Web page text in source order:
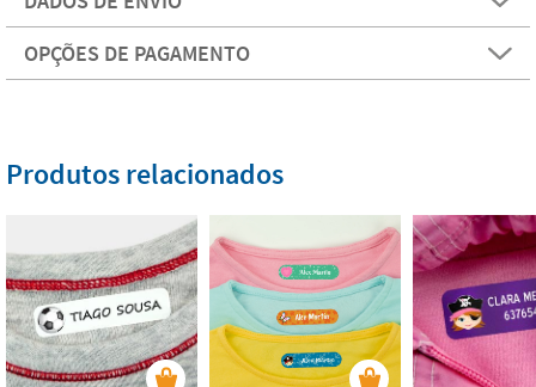
OPÇÕES DE PAGAMENTO
Produtos relacionados